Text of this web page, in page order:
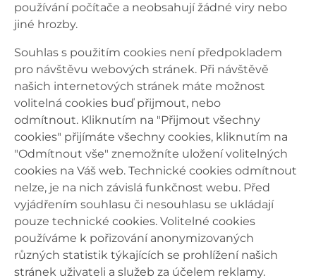
používání počítače a neobsahují žádné viry nebo
jiné hrozby.
Souhlas s použitím cookies není předpokladem
pro návštěvu webových stránek. Při návštěvě
našich internetových stránek máte možnost
volitelná cookies buď přijmout, nebo
odmítnout. Kliknutím na "Přijmout všechny
cookies" přijímáte všechny cookies, kliknutím na
"Odmítnout vše" znemožníte uložení volitelných
cookies na Váš web. Technické cookies odmítnout
nelze, je na nich závislá funkčnost webu. Před
vyjádřením souhlasu či nesouhlasu se ukládají
pouze technické cookies. Volitelné cookies
používáme k pořizování anonymizovaných
různých statistik týkajících se prohlížení našich
stránek uživateli a služeb za účelem reklamy.